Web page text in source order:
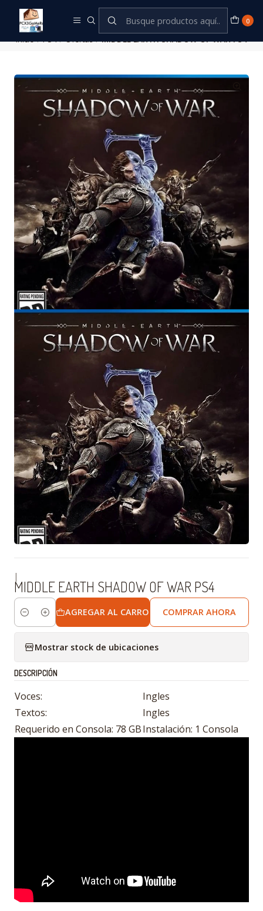
0
Inicio PS4 Ofertas MIDDLE EARTH SHADOW OF WAR PS4
|
MIDDLE EARTH SHADOW OF WAR PS4
Cantidad
AGREGAR AL CARRO COMPRAR AHORA
Mostrar stock de ubicaciones
DESCRIPCIÓN
Voces:
Ingles
Textos:
Ingles
Requerido en Consola: 78 GBInstalación: 1 Consola